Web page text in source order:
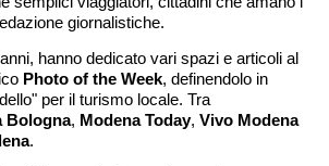
giornalistiche.
hanno dedicato vari spazi e articoli al
Photo of the Week, definendolo in
per il turismo locale. Tra
Bologna, Modena Today,Vivo Modena
.